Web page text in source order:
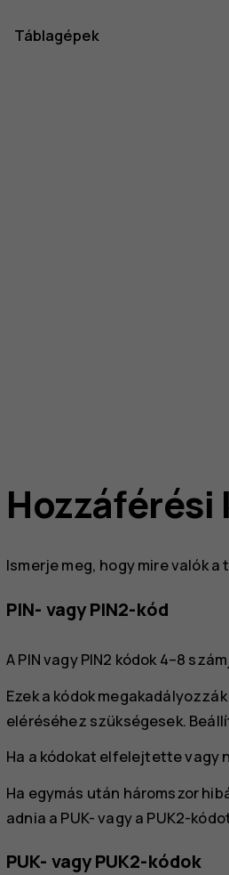
Táblagépek
Hozzáférési
Ismerje meg, hogy mire valók
PIN- vagy PIN2-kód
A PIN vagy PIN2 kódok 4–8
Ezek a kódok
eléréséhez szükségesek.
Ha a kódokat elfelejtette vagy
Ha egymás után háromszor
adnia a PUK- vagy a PUK2-
PUK- vagy PUK2-kódok